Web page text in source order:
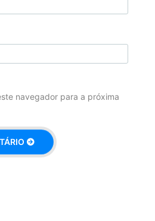
navegador para a próxima